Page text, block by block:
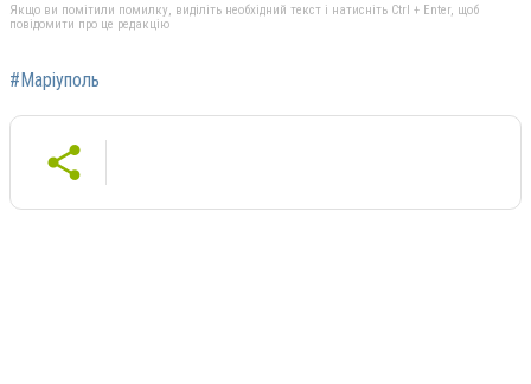
Якщо ви помітили помилку, виділіть необхідний текст і натисніть Ctrl + Enter, щоб
повідомити про це редакцію
#Маріуполь